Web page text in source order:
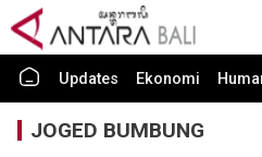
Updates Ekonomi
JOGED BUMBUNG